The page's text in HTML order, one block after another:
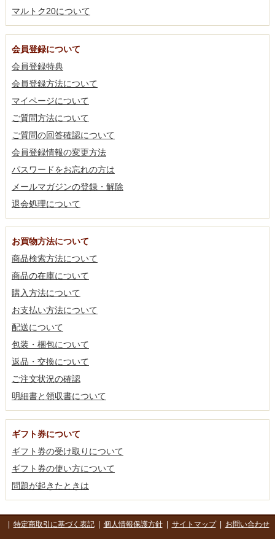
マルトク20について
会員登録について
会員登録特典
会員登録方法について
マイページについて
ご質問方法について
ご質問の回答確認について
会員登録情報の変更方法
パスワードをお忘れの方は
メールマガジンの登録・解除
退会処理について
お買物方法について
商品検索方法について
商品の在庫について
購入方法について
お支払い方法について
配送について
包装・梱包について
返品・交換について
ご注文状況の確認
明細書と領収書について
ギフト券について
ギフト券の受け取りについて
ギフト券の使い方について
問題が起きたときは
特定商取引に基づく表記| 個人情報保護方針| サイトマップ| お問い合わせ